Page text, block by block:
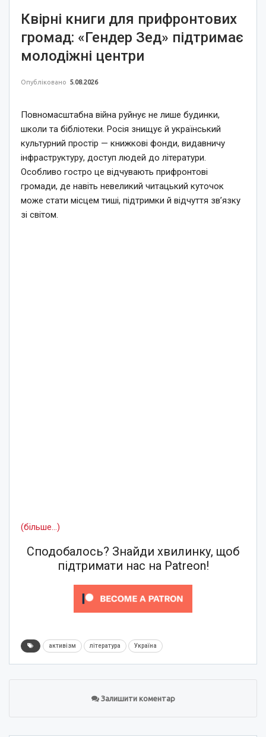
Квірні книги для прифронтових
громад: «Гендер Зед» підтримає
молодіжні центри
Опубліковано 5.08.2026
Повномасштабна війна руйнує не лише будинки,
школи та бібліотеки. Росія знищує й український
культурний простір — книжкові фонди, видавничу
інфраструктуру, доступ людей до літератури.
Особливо гостро це відчувають прифронтові
громади, де навіть невеликий читацький куточок
може стати місцем тиші, підтримки й відчуття зв’язку
зі світом.
(більше…)
Сподобалось? Знайди хвилинку, щоб
підтримати нас на Patreon!
активізм література Україна
Залишити коментар